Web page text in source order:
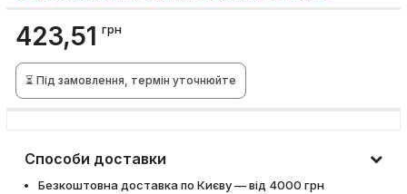
423,51 грн
⏳ Під замовлення, термін уточнюйте
Способи доставки
Безкоштовна доставка по Києву — від 4000 грн